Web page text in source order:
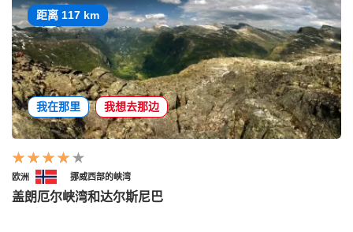
距离 117 km
我在那里 我想去那边
欧洲 挪威西部的峡湾
盖朗厄尔峡湾和达尔斯尼巴